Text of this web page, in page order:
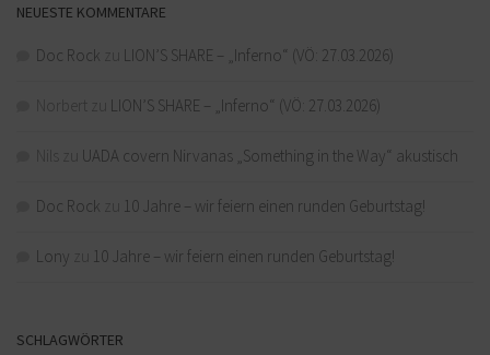
NEUESTE KOMMENTARE
Doc Rock LION’S SHARE – „Inferno“ (VÖ: 27.03.2026)
Norbert LION’S SHARE – „Inferno“ (VÖ: 27.03.2026)
UADA covern Nirvanas „Something in the Way“ akustisch
Doc Rock 10 Jahre – wir feiern einen runden Geburtstag!
Lony 10 Jahre – wir feiern einen runden Geburtstag!
SCHLAGWÖRTER